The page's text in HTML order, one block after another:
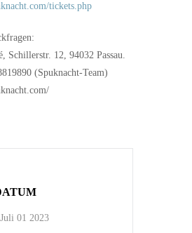
tickets.php
Schillerstr. 12, 94032 Passau.
(Spuknacht-Team)
Juli 01 2023